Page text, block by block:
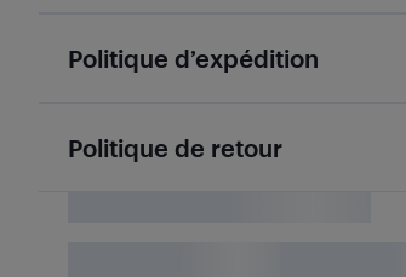
Politique d’expédition
Politique de retour